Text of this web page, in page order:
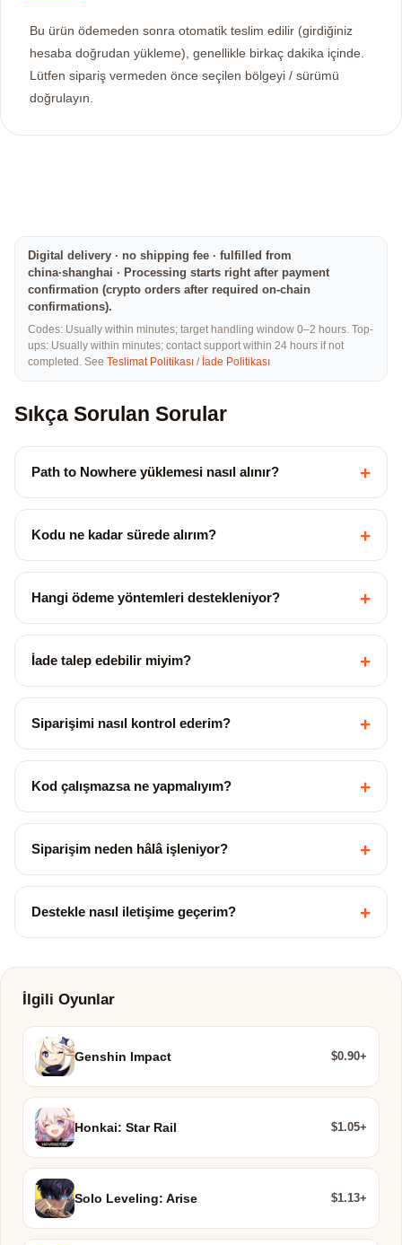
Bu ürün ödemeden sonra otomatik teslim edilir (girdiğiniz
hesaba doğrudan yükleme), genellikle birkaç dakika içinde.
Lütfen sipariş vermeden önce seçilen bölgeyi / sürümü
doğrulayın.
Digital delivery · no shipping fee · fulfilled from
china·shanghai · Processing starts right after payment
confirmation (crypto orders after required on-chain
confirmations).
Codes: Usually within minutes; target handling window 0–2 hours. Top-
ups: Usually within minutes; contact support within 24 hours if not
completed. See Teslimat Politikası / İade Politikası
Sıkça Sorulan Sorular
Path to Nowhere yüklemesi nasıl alınır? +
Kodu ne kadar sürede alırım? +
Hangi ödeme yöntemleri destekleniyor? +
İade talep edebilir miyim? +
Siparişimi nasıl kontrol ederim? +
Kod çalışmazsa ne yapmalıyım? +
Siparişim neden hâlâ işleniyor? +
Destekle nasıl iletişime geçerim? +
İlgili Oyunlar
Genshin Impact $0.90+
Honkai: Star Rail $1.05+
Solo Leveling: Arise $1.13+